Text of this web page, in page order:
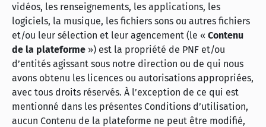
vidéos, les renseignements, les applications, les
logiciels, la musique, les fichiers sons ou autres fichiers
et/ou leur sélection et leur agencement (le « Contenu
de la plateforme ») est la propriété de PNF et/ou
d’entités agissant sous notre direction ou de qui nous
avons obtenu les licences ou autorisations appropriées,
avec tous droits réservés. À l’exception de ce qui est
mentionné dans les présentes Conditions d’utilisation,
aucun Contenu de la plateforme ne peut être modifié,